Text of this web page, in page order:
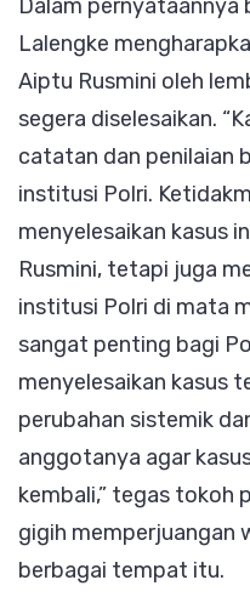
Dalam pernyataannya
Lalengke
Aiptu Rusmini oleh
segera diselesaikan.
catatan dan penilaian
institusi Polri.
menyelesaikan kasus
Rusmini, tetapi juga
institusi Polri di mata
sangat penting bagi
menyelesaikan kasus
perubahan sistemik
anggotanya agar
kembali,” tegas tokoh
gigih memperjuangan
berbagai tempat itu.